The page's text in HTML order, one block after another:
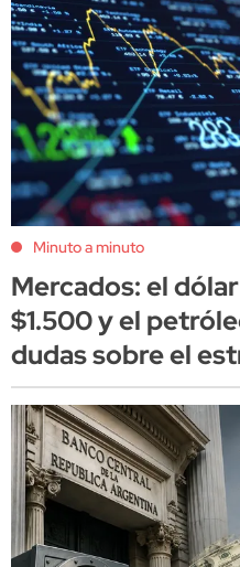
Minuto a minuto
Mercados: el
$1.500 y el
dudas sobre el